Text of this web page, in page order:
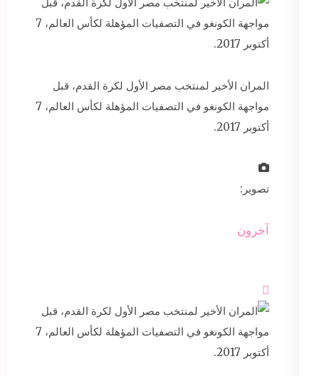
المران الأخير لمنتخب مصر الأول لكرة القدم، قبل
مواجهة الكونغو في التصفيات المؤهلة لكأس العالم، 7
أكتوبر 2017.
تصوير:
آخرون
